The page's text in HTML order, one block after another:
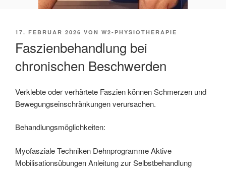
VERÖFFENTLICHT
17. FEBRUAR 2026 VON W2-PHYSIOTHERAPIE
Faszienbehandlung bei
chronischen Beschwerden
Verklebte oder verhärtete Faszien können Schmerzen und
Bewegungseinschränkungen verursachen.
Behandlungsmöglichkeiten:
Myofasziale Techniken Dehnprogramme Aktive
Mobilisationsübungen Anleitung zur Selbstbehandlung